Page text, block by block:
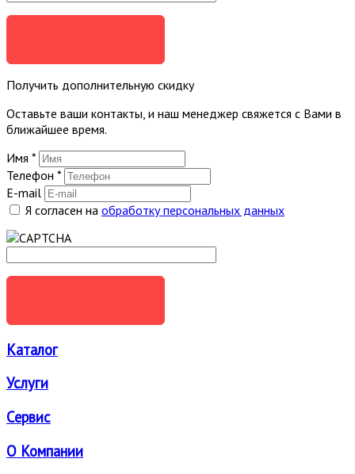
Получить дополнительную скидку
Оставьте ваши контакты, и наш менеджер свяжется с Вами в
ближайшее время.
Имя *
Телефон *
E-mail
Я согласен на обработку персональных данных
Каталог
Услуги
Сервис
О Компании